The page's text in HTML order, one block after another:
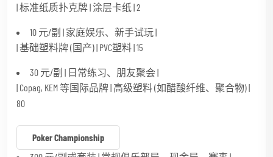
| 标准纸质扑克牌 | 涂层卡纸 | 2
10 元/副 | 家庭娱乐、新手试玩 |
| 基础塑料牌 (国产) | PVC塑料 | 15
30 元/副 | 日常练习、朋友聚会 |
| Copag, KEM 等国际品牌 | 高级塑料 (如醋酸纤维、聚合物) |
80
Poker Championship